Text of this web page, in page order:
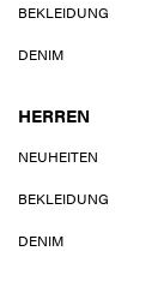
BEKLEIDUNG
DENIM
HERREN
NEUHEITEN
BEKLEIDUNG
DENIM